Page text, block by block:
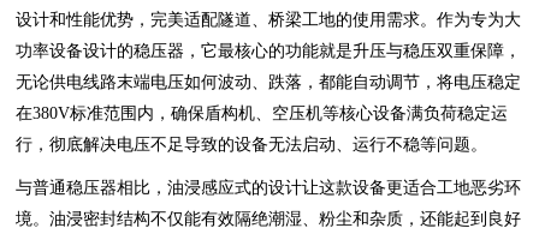
设计和性能优势，完美适配隧道、桥梁工地的使用需求。作为专为大
功率设备设计的稳压器，它最核心的功能就是升压与稳压双重保障，
无论供电线路末端电压如何波动、跌落，都能自动调节，将电压稳定
在380V标准范围内，确保盾构机、空压机等核心设备满负荷稳定运
行，彻底解决电压不足导致的设备无法启动、运行不稳等问题。
与普通稳压器相比，油浸感应式的设计让这款设备更适合工地恶劣环
境。油浸密封结构不仅能有效隔绝潮湿、粉尘和杂质，还能起到良好